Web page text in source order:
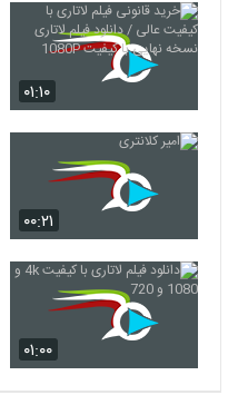
۰۱:۱۰
۰۰:۲۱
۰۱:۰۰